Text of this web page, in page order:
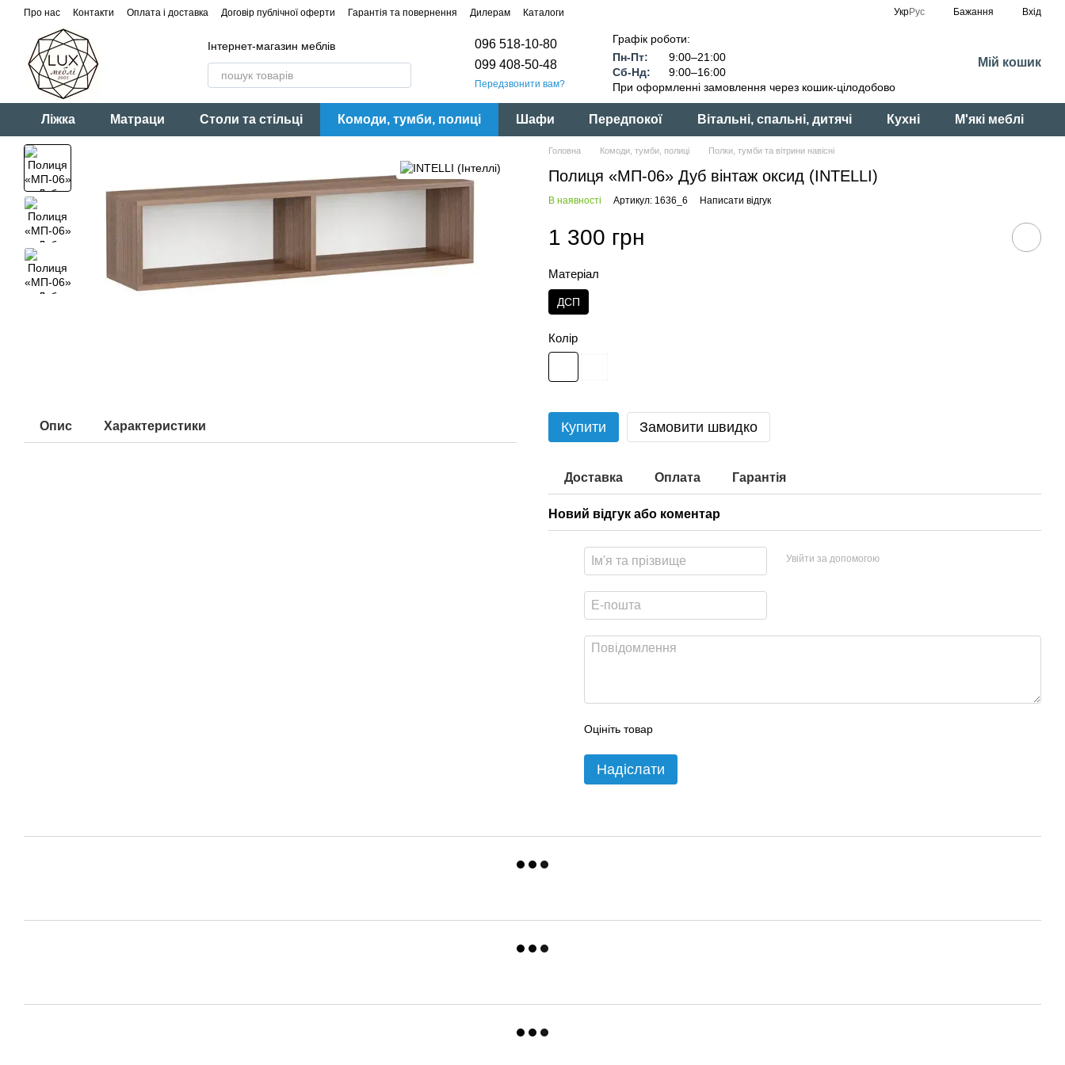
Перейти до основного контенту
Про нас Контакти Оплата і доставка Договір публічної оферти Гарантія та повернення Дилерам Каталоги УкрРус Бажання Вхід
Інтернет-магазин меблів
096 518-10-80
099 408-50-48
Передзвонити вам?
Графік роботи:
Пн-Пт:
9:00–21:00
Сб-Нд:
9:00–16:00
При оформленні замовлення через кошик-цілодобово
Мій кошик
Ліжка Матраци Столи та стільці Комоди, тумби, полиці Шафи Передпокої Вітальні, спальні, дитячі Кухні М'які меблі
Опис Характеристики
Головна Комоди, тумби, полиці Полки, тумби та вітрини навісні
Полиця «МП-06» Дуб вінтаж оксид (INTELLI)
В наявності Артикул: 1636_6 Написати відгук
1 300 грн
Матеріал
ДСП
Колір
Купити Замовити швидко
Доставка Оплата Гарантія
Новий відгук або коментар
Увійти за допомогою
Оцініть товар
Надіслати